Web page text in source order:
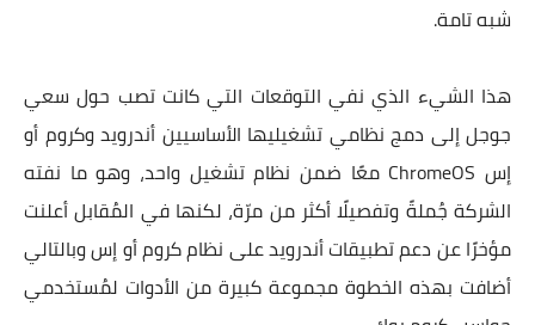
شبه تامة.
هذا الشيء الذي نفي التوقعات التي كانت تصب حول سعي
جوجل إلى دمج نظامي تشغيليها الأساسيين أندرويد وكروم أو
إس ChromeOS معًا ضمن نظام تشغيل واحد، وهو ما نفته
الشركة جُملةً وتفصيلًا أكثر من مرّة، لكنها في المُقابل أعلنت
مؤخرًا عن دعم تطبيقات أندرويد على نظام كروم أو إس وبالتالي
أضافت بهذه الخطوة مجموعة كبيرة من الأدوات لمُستخدمي